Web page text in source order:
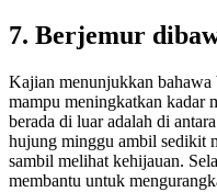
7. Berjemur
Kajian menunjukkan bahawa
mampu meningkatkan kadar
berada di luar adalah di
hujung minggu ambil sedikit
sambil melihat kehijauan.
membantu untuk